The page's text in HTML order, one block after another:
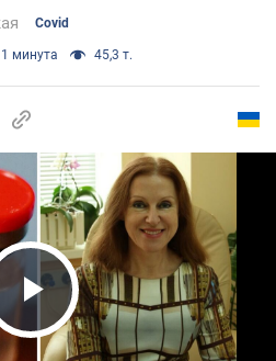
Covid
1 минута 45,3 т.
Video